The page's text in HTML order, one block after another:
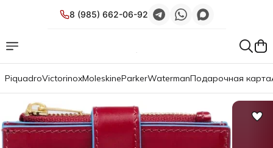
8 (985) 662-06-92
PiquadroVictorinoxMoleskineParkerWatermanПодарочная карта